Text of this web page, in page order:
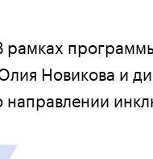
рамках
Новикова и
направлении